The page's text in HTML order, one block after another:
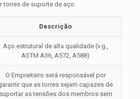
torres de suporte de aço:
Descrição
Aço estrutural de alta qualidade (v.g.,
ASTM A36, A572, A588)
O Empreiteiro será responsável por
que as torres sejam capazes de
suportar as tensões dos membros sem